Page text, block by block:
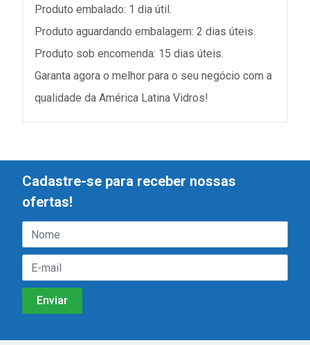
Produto embalado: 1 dia útil.
Produto aguardando embalagem: 2 dias úteis.
Produto sob encomenda: 15 dias úteis.
Garanta agora o melhor para o seu negócio com a
qualidade da América Latina Vidros!
Cadastre-se para receber nossas
ofertas!